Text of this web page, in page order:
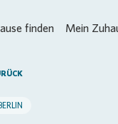
finden Mein